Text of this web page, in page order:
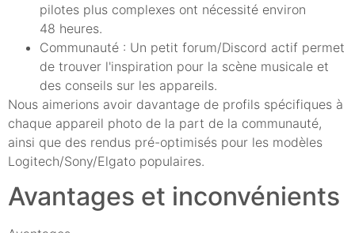
pilotes plus complexes ont nécessité environ
48 heures.
Communauté : Un petit forum/Discord actif permet
de trouver l'inspiration pour la scène musicale et
des conseils sur les appareils.
Nous aimerions avoir davantage de profils spécifiques à
chaque appareil photo de la part de la communauté,
ainsi que des rendus pré-optimisés pour les modèles
Logitech/Sony/Elgato populaires.
Avantages et inconvénients